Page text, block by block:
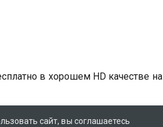
в хорошем HD качестве на
сайт, вы соглашаетесь